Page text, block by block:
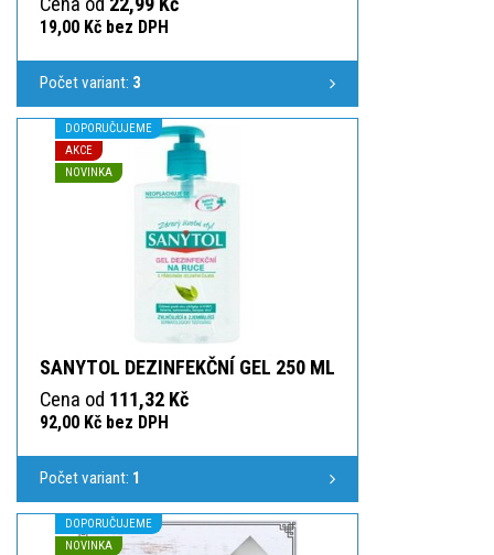
19,00 Kč bez DPH
Počet variant: 3
DOPORUČUJEME
AKCE
NOVINKA
SANYTOL DEZINFEKČNÍ GEL 250 ML
Cena od 111,32 Kč
92,00 Kč bez DPH
Počet variant: 1
DOPORUČUJEME
NOVINKA